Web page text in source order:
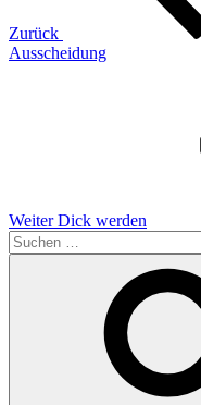
Zurück
Ausscheidung
Weiter Dick werden
Suchen
nach: